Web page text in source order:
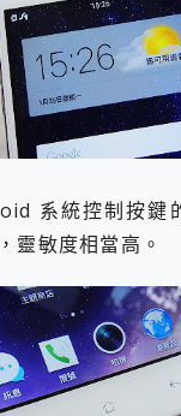
系統控制按鍵
靈敏度相當高。